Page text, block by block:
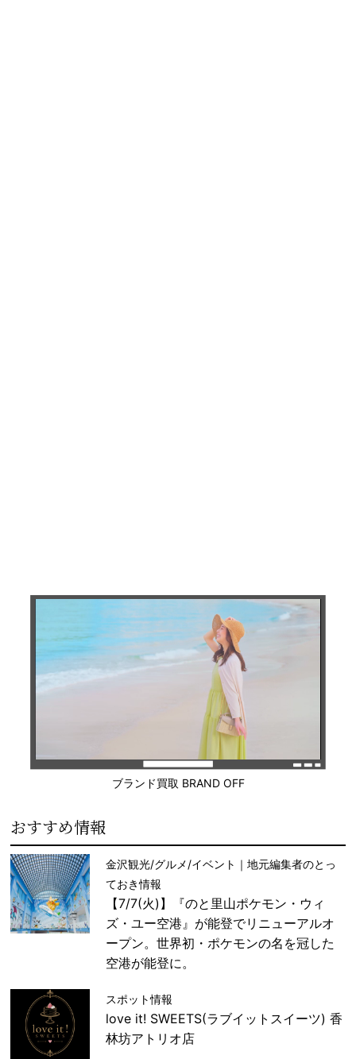
ブランド買取 BRAND OFF
おすすめ情報
金沢観光/グルメ/イベント｜地元編集者のとっ
ておき情報
【7/7(火)】『のと里山ポケモン・ウィ
ズ・ユー空港』が能登でリニューアルオ
ープン。世界初・ポケモンの名を冠した
空港が能登に。
スポット情報
love it! SWEETS(ラブイットスイーツ) 香
林坊アトリオ店